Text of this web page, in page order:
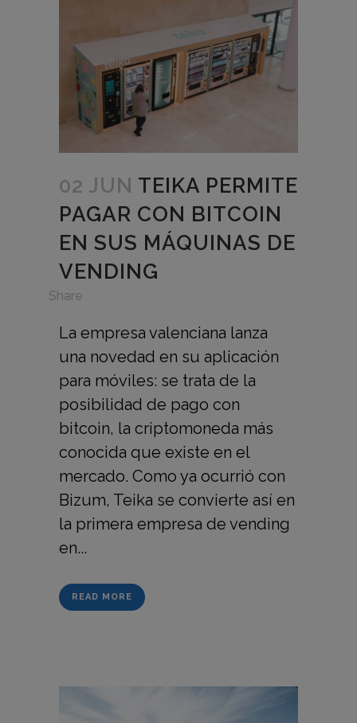
02 JUN TEIKA PERMITE
PAGAR CON BITCOIN
EN SUS MÁQUINAS DE
VENDING
Share
La empresa valenciana lanza
una novedad en su aplicación
para móviles: se trata de la
posibilidad de pago con
bitcoin, la criptomoneda más
conocida que existe en el
mercado. Como ya ocurrió con
Bizum, Teika se convierte así en
la primera empresa de vending
en...
READ MORE